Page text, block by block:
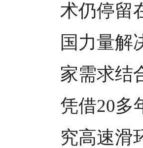
术仍停留
国力量解
家需求结
凭借20多
究高速滑